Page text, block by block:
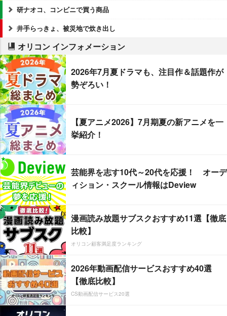
研ナオコ、コンビニで買う商品
井手らっきょ、被災地で炊き出し
オリコン インフォメーション
2026年7月夏ドラマも、注目作＆話題作が
勢ぞろい！
【夏アニメ2026】7月期夏の新アニメを一
挙紹介！
芸能界を志す10代～20代を応援！ オーデ
ィション・スクール情報はDeview
漫画読み放題サブスクおすすめ11選【徹底
比較】
オリコン顧客満足度ランキング
2026年動画配信サービスおすすめ40選
【徹底比較】
CS動画配信サービス20選